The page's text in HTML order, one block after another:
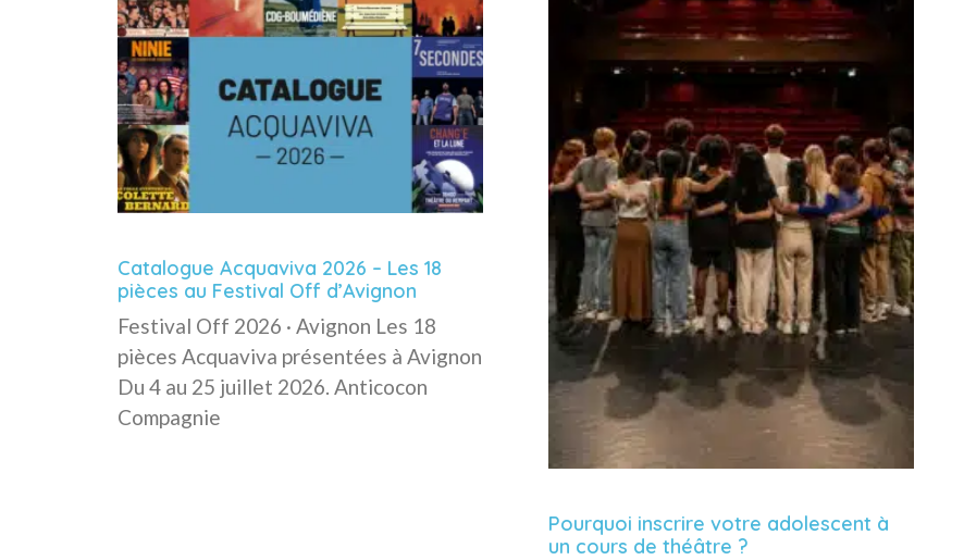
Catalogue Acquaviva 2026 – Les 18
pièces au Festival Off d’Avignon
Festival Off 2026 · Avignon Les 18
pièces Acquaviva présentées à Avignon
Du 4 au 25 juillet 2026. Anticocon
Compagnie
Pourquoi inscrire votre adolescent à
un cours de théâtre ?